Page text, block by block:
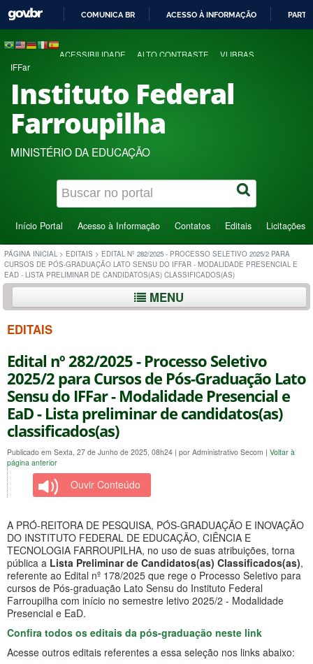
COMUNICA BR ACESSO À INFORMAÇÃO
ACESSIBILIDADE ALTO CONTRASTE VLIBRAS
IFFar
Instituto Federal
Farroupilha
MINISTÉRIO DA EDUCAÇÃO
Início Portal Acesso à Informação Contatos Editais Licitações
PÁGINA INICIAL > EDITAIS > EDITAL Nº 282/2025 - PROCESSO SELETIVO 2025/2 PARA
CURSOS DE PÓS-GRADUAÇÃO LATO SENSU DO IFFAR - MODALIDADE PRESENCIAL E
EAD - LISTA PRELIMINAR DE CANDIDATOS(AS) CLASSIFICADOS(AS)
MENU
EDITAIS
Edital nº 282/2025 - Processo Seletivo
2025/2 para Cursos de Pós-Graduação Lato
Sensu do IFFar - Modalidade Presencial e
EaD - Lista preliminar de candidatos(as)
classificados(as)
Publicado em Sexta, 27 de Junho de 2025, 08h24 | por Administrativo Secom | Voltar à
página anterior
Ouvir Conteúdo
A PRÓ-REITORA DE PESQUISA, PÓS-GRADUAÇÃO E INOVAÇÃO
DO INSTITUTO FEDERAL DE EDUCAÇÃO, CIÊNCIA E
TECNOLOGIA FARROUPILHA, no uso de suas atribuições, torna
pública a Lista Preliminar de Candidatos(as) Classificados(as),
referente ao Edital nº 178/2025 que rege o Processo Seletivo para
cursos de Pós-graduação Lato Sensu do Instituto Federal
Farroupilha com início no semestre letivo 2025/2 - Modalidade
Presencial e EaD.
Confira todos os editais da pós-graduação neste link
Acesse outros editais referentes a essa seleção nos links abaixo: